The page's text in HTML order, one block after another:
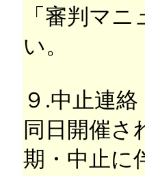
「審判マ
い。
９.中止連絡
同日開催さ
期・中止に